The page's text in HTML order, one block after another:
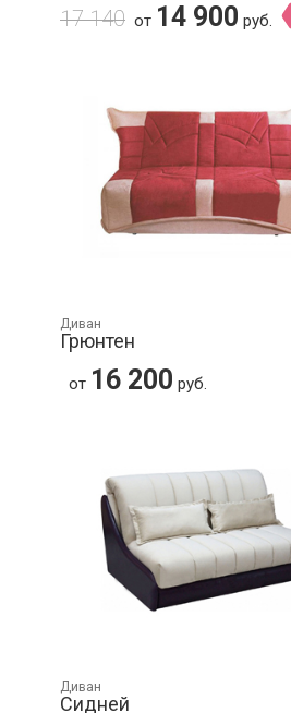
17 140 от 14 900 руб.
Диван
Грюнтен
от 16 200 руб.
Диван
Сидней